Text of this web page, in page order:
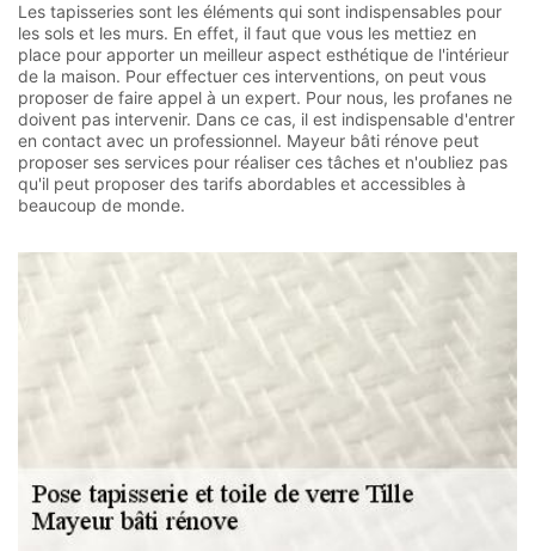
Les tapisseries sont les éléments qui sont indispensables pour
les sols et les murs. En effet, il faut que vous les mettiez en
place pour apporter un meilleur aspect esthétique de l'intérieur
de la maison. Pour effectuer ces interventions, on peut vous
proposer de faire appel à un expert. Pour nous, les profanes ne
doivent pas intervenir. Dans ce cas, il est indispensable d'entrer
en contact avec un professionnel. Mayeur bâti rénove peut
proposer ses services pour réaliser ces tâches et n'oubliez pas
qu'il peut proposer des tarifs abordables et accessibles à
beaucoup de monde.